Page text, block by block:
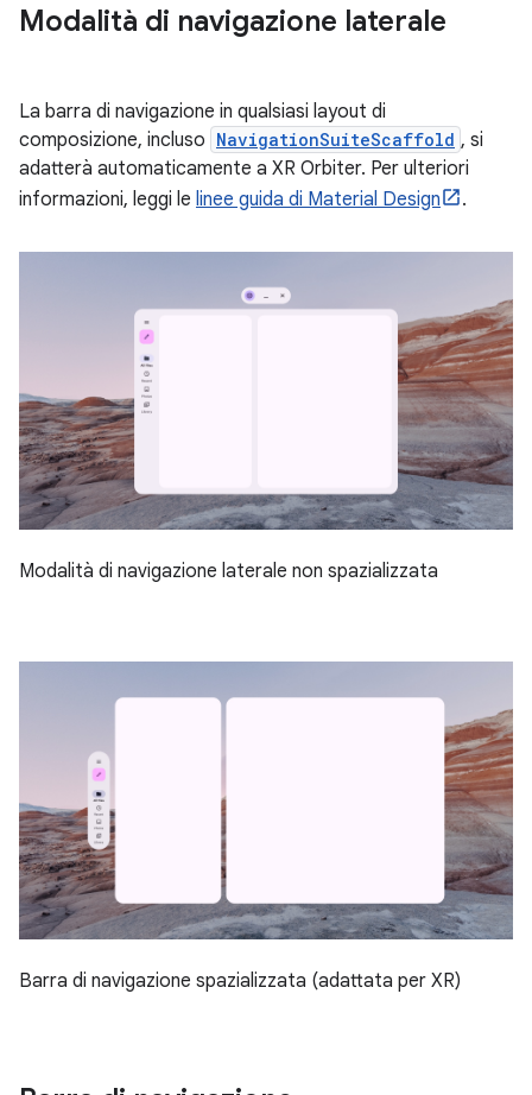
Modalità di navigazione laterale
La barra di navigazione in qualsiasi layout di
composizione, incluso NavigationSuiteScaffold , si
adatterà automaticamente a XR Orbiter. Per ulteriori
informazioni, leggi le linee guida di Material Design .
Modalità di navigazione laterale non spazializzata
Barra di navigazione spazializzata (adattata per XR)